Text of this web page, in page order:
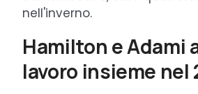
nell'inverno.
Hamilton e Adami
lavoro insieme nel